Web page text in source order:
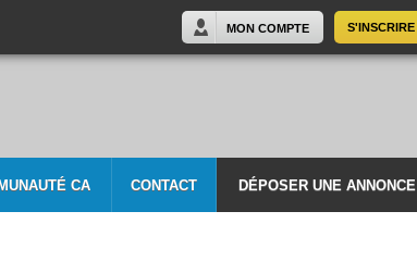
S'INSCRIRE
MON COMPTE
CA CONTACT DÉPOSER UNE ANNONCE